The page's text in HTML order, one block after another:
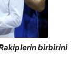
birbirini